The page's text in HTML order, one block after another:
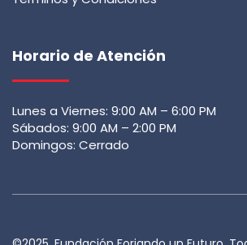
Horario de Atención
Lunes a Viernes: 9:00 AM – 6:00 PM
Sábados: 9:00 AM – 2:00 PM
Domingos: Cerrado